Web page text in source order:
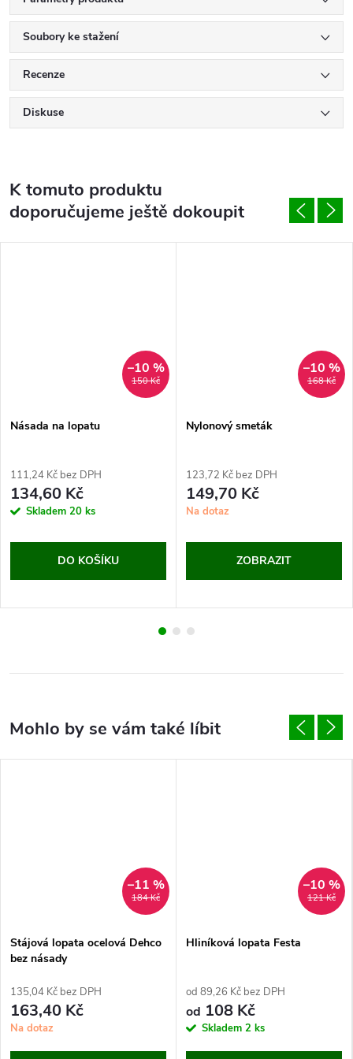
Soubory ke stažení
Recenze
Diskuse
K tomuto produktu
doporučujeme ještě dokoupit
150 Kč
–10 %
Násada na lopatu
111,24 Kč bez DPH
134,60 Kč
Skladem 20 ks
DO KOŠÍKU
168 Kč
–10 %
Nylonový smeták
123,72 Kč bez DPH
149,70 Kč
Na dotaz
ZOBRAZIT
184 Kč
–11 %
Stájová lopata ocelová Dehco
bez násady
135,04 Kč bez DPH
163,40 Kč
Na dotaz
121 Kč
–10 %
Hliníková lopata Festa
od 89,26 Kč bez DPH
od 108 Kč
Skladem 2 ks